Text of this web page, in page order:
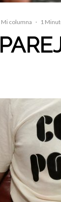
Mi columna · 1